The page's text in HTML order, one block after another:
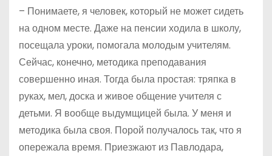
– Понимаете, я человек, который не может сидеть
на одном месте. Даже на пенсии ходила в школу,
посещала уроки, помогала молодым учителям.
Сейчас, конечно, методика преподавания
совершенно иная. Тогда была простая: тряпка в
руках, мел, доска и живое общение учителя с
детьми. Я вообще выдумщицей была. У меня и
методика была своя. Порой получалось так, что я
опережала время. Приезжают из Павлодара,